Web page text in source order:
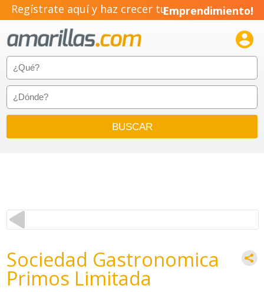
Regístrate aquí y haz crecer tuEmprendimiento!

Sociedad Gastronomica
Primos Limitada